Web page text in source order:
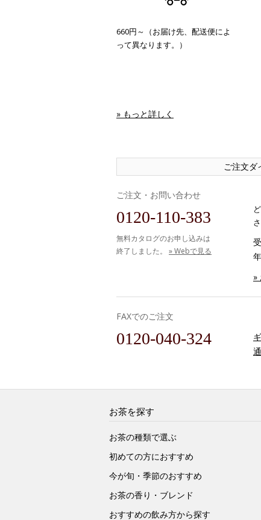
660円～（お届け先、配送便によ
って異なります。）
» もっと詳しく
ご注文ダ
ご注文・お問い合わせ
0120-110-383
無料カタログのお申し込みは
終了しました。 » Webで見る
»
FAXでのご注文
0120-040-324
お茶を探す
お茶の種類で選ぶ
初めての方におすすめ
今が旬・季節のおすすめ
お茶の香り・ブレンド
おすすめの飲み方から探す